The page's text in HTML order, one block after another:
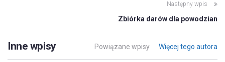
Następny wpis
Zbiórka darów dla powodzian
Inne wpisy Powiązane wpisy Więcej tego autora